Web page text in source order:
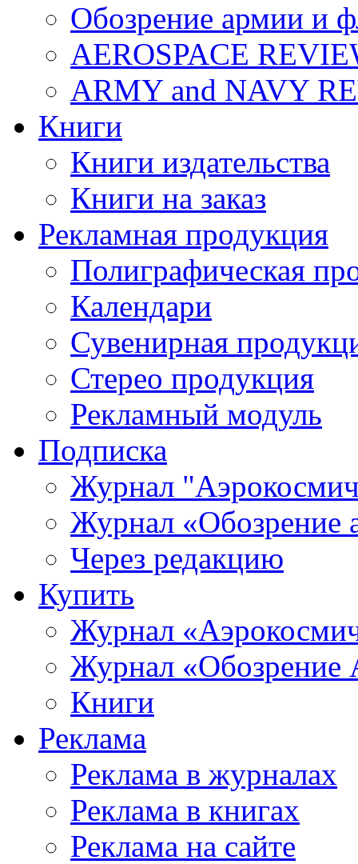
Обозрение армии и
AEROSPACE
ARMY and NAVY
Книги
Книги издательства
Книги на заказ
Рекламная продукция
Полиграфическая
Календари
Сувенирная
Стерео продукция
Рекламный модуль
Подписка
Журнал
Журнал «Обозрение
Через редакцию
Купить
Журнал
Журнал «Обозрение
Книги
Реклама
Реклама в журналах
Реклама в книгах
Реклама на сайте